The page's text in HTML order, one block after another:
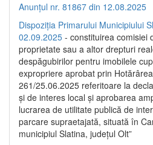
Anunțul nr. 81867 din 12.08.2025
Dispoziția Primarului Municipiului
02.09.2025 - constituirea comisiei
proprietate sau a altor drepturi
despăgubirilor pentru imobilele
expropriere aprobat prin
261/25.06.2025 referitoare la
și de interes local și aprobarea
lucrarea de utilitate publică de
parcare supraetajată, situată în
municipiul Slatina, județul Olt”